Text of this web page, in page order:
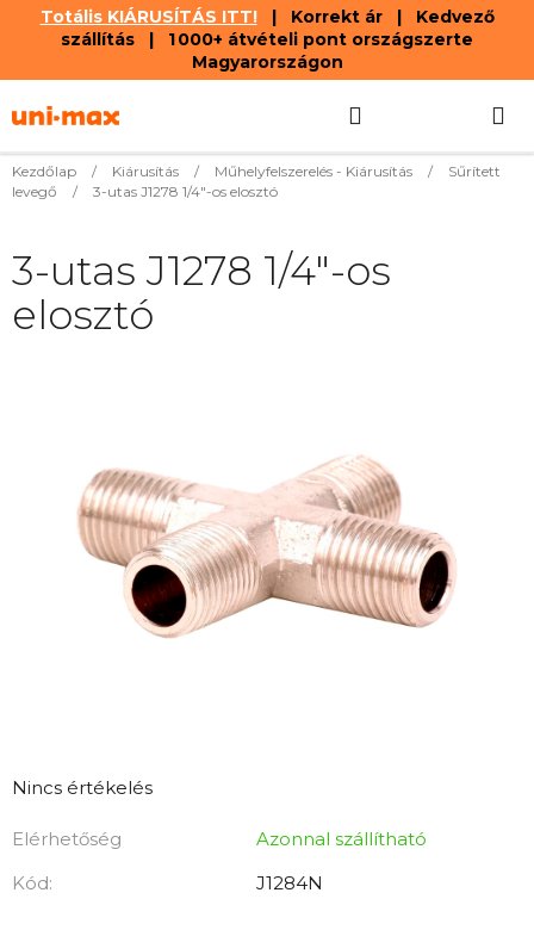
Totális KIÁRUSÍTÁS ITT!| Korrekt ár | Kedvező
szállítás | 1 000+ átvételi pont országszerte
Magyarországon
tartalomhoz
KOSÁR
Kezdőlap / Kiárusítás / Műhelyfelszerelés - Kiárusítás /
Sűrített
levegő
/ 3-utas J1278 1/4"-os elosztó
A
átlagos
értékelése
Nincs értékelés
Elérhetőség
Azonnal szállítható
Kód:
J1284N
3-utas J1278 1/4"-os
elosztó